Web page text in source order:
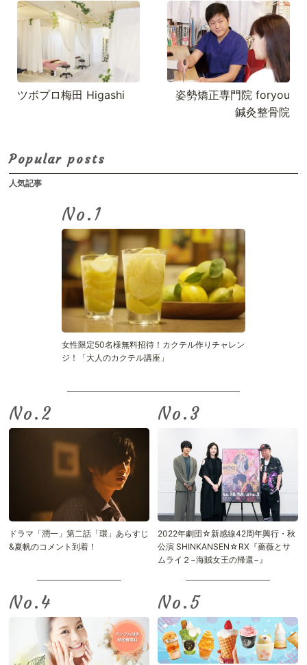
ツボプロ梅田 Higashi
姿勢矯正専門院 foryou
鍼灸整骨院
Popular posts
人気記事
No.
女性限定50名様無料招待！カクテル作りチャレン
ジ！「大人のカクテル講座」
No.
ドラマ「潤一」第二話「環」あらすじ
&夏帆のコメント到着！
No.
2022年劇団☆新感線42周年興行・秋
公演 SHINKANSEN☆RX『薔薇とサ
ムライ２−海賊女王の帰還−』
No. No.